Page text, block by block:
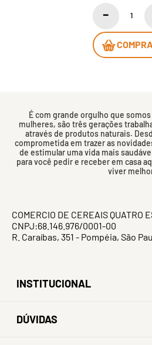
É com grande orgulho que
mulheres, são três gerações
através de produtos naturais.
comprometida em trazer as
de estimular uma vida mais
para você pedir e receber em casa
viver
COMERCIO DE CEREAIS QUATRO
CNPJ:68.146.976/0001-00
R. Caraíbas, 351 - Pompéia, São
INSTITUCIONAL
DÚVIDAS